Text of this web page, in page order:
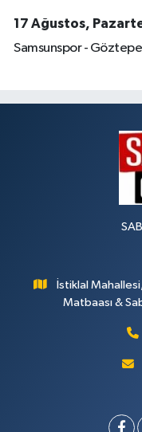
17 Ağustos,
Samsunspor - Göztepe
İstiklal
Matbaası &